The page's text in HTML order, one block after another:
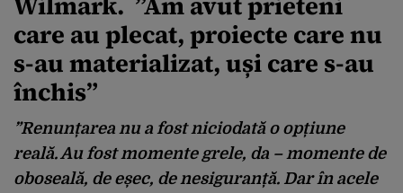
care au plecat, proiecte care nu
s-au materializat, uși care s-au
închis”
”Renunțarea nu a fost niciodată o opțiune
reală. Au fost momente grele, da – momente de
oboseală, de eșec, de nesiguranță. Dar în acele